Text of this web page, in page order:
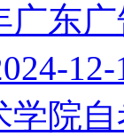
广东
12-
学院